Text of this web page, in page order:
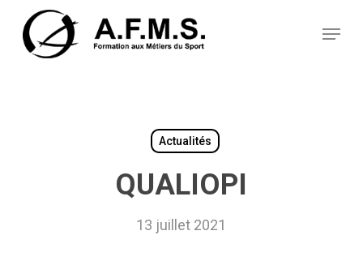
main
content
Menu
Actualités
QUALIOPI
13 juillet 2021
Panneau de gestion des cookies